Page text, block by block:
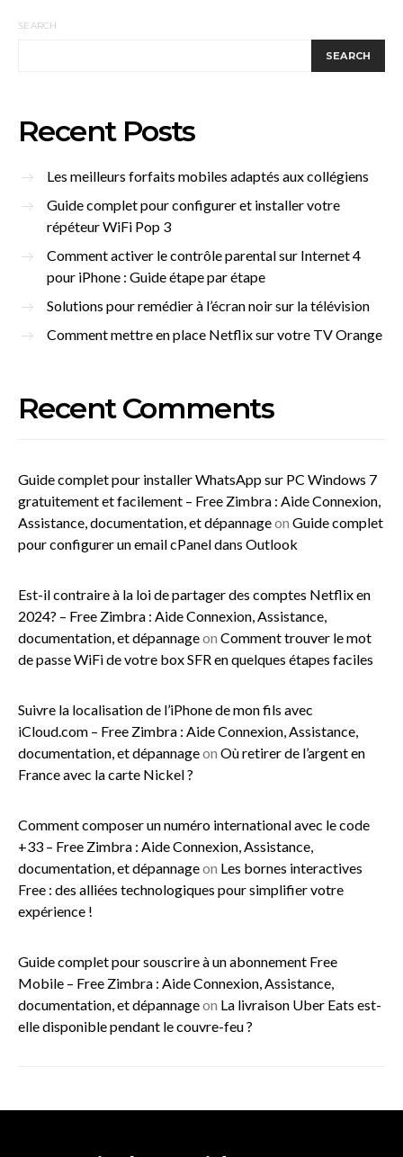
SEARCH
SEARCH
Recent Posts
Les meilleurs forfaits mobiles adaptés aux collégiens
Guide complet pour configurer et installer votre
répéteur WiFi Pop 3
Comment activer le contrôle parental sur Internet 4
pour iPhone : Guide étape par étape
Solutions pour remédier à l’écran noir sur la télévision
Comment mettre en place Netflix sur votre TV Orange
Recent Comments
Guide complet pour installer WhatsApp sur PC Windows 7
gratuitement et facilement – Free Zimbra : Aide Connexion,
Assistance, documentation, et dépannageon Guide complet
pour configurer un email cPanel dans Outlook
Est-il contraire à la loi de partager des comptes Netflix en
2024? – Free Zimbra : Aide Connexion, Assistance,
documentation, et dépannageon Comment trouver le mot
de passe WiFi de votre box SFR en quelques étapes faciles
Suivre la localisation de l’iPhone de mon fils avec
iCloud.com – Free Zimbra : Aide Connexion, Assistance,
documentation, et dépannageon Où retirer de l’argent en
France avec la carte Nickel ?
Comment composer un numéro international avec le code
+33 – Free Zimbra : Aide Connexion, Assistance,
documentation, et dépannageon Les bornes interactives
Free : des alliées technologiques pour simplifier votre
expérience !
Guide complet pour souscrire à un abonnement Free
Mobile – Free Zimbra : Aide Connexion, Assistance,
documentation, et dépannageon La livraison Uber Eats est-
elle disponible pendant le couvre-feu ?